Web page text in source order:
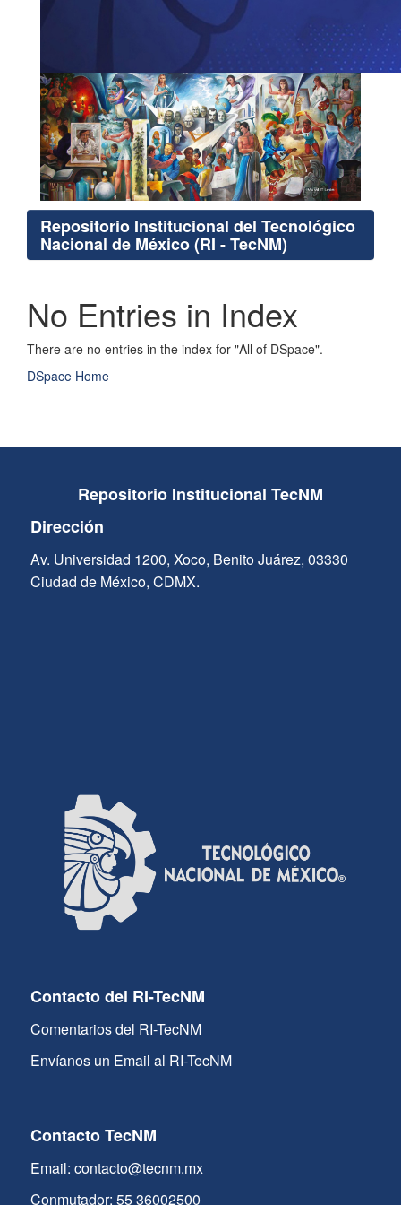
Repositorio Institucional del Tecnológico
Nacional de México (RI - TecNM)
No Entries in Index
There are no entries in the index for "All of DSpace".
DSpace Home
Repositorio Institucional TecNM
Dirección
Av. Universidad 1200, Xoco, Benito Juárez, 03330
Ciudad de México, CDMX.
Contacto del RI-TecNM
Comentarios del RI-TecNM
Envíanos un Email al RI-TecNM
Contacto TecNM
Email: contacto@tecnm.mx
Conmutador: 55 36002500